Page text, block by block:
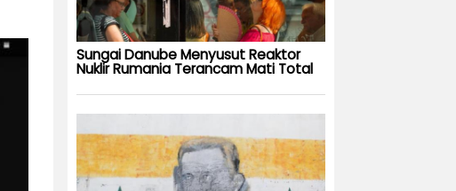
Sungai Danube Menyusut Reaktor
Nuklir Rumania Terancam Mati Total